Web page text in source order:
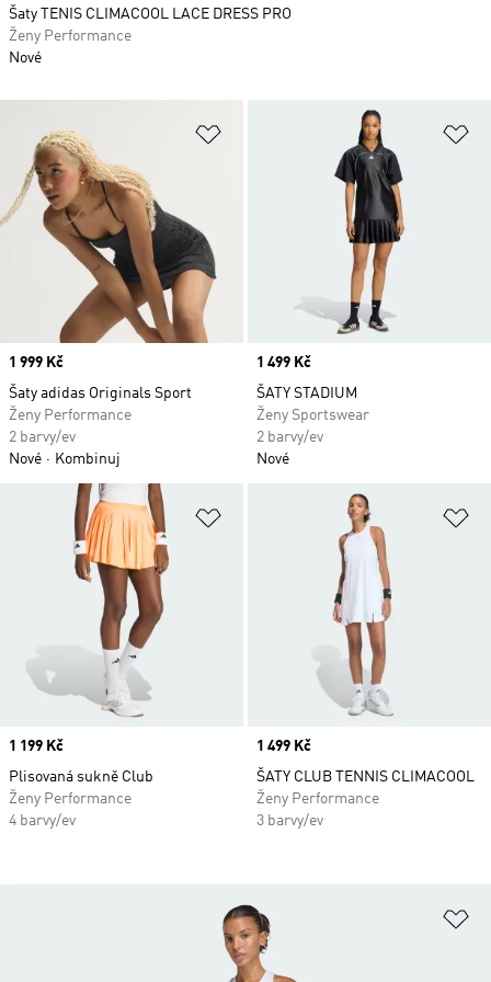
Přidat do seznamu přání
Price
1 999 Kč
Šaty adidas Originals Sport
Ženy Performance
2 barvy/ev
Nové
Kombinuj
Price
1 499 Kč
ŠATY STADIUM
Ženy Sportswear
2 barvy/ev
Nové
Přidat do seznamu přání
Price
1 199 Kč
Plisovaná sukně Club
Ženy Performance
4 barvy/ev
Price
1 499 Kč
ŠATY CLUB TENNIS CLIMACOOL
Ženy Performance
3 barvy/ev
Šaty TENIS CLIMACOOL LACE DRESS PRO
Ženy Performance
Nové